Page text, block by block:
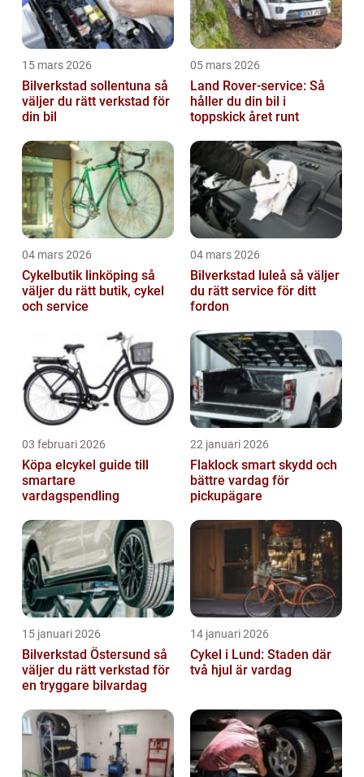
15 mars 2026
Bilverkstad sollentuna så
väljer du rätt verkstad för
din bil
05 mars 2026
Land Rover-service: Så
håller du din bil i
toppskick året runt
04 mars 2026
Cykelbutik linköping så
väljer du rätt butik, cykel
och service
04 mars 2026
Bilverkstad luleå så väljer
du rätt service för ditt
fordon
03 februari 2026
Köpa elcykel guide till
smartare
vardagspendling
22 januari 2026
Flaklock smart skydd och
bättre vardag för
pickupägare
15 januari 2026
Bilverkstad Östersund så
väljer du rätt verkstad för
en tryggare bilvardag
14 januari 2026
Cykel i Lund: Staden där
två hjul är vardag